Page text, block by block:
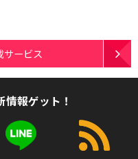
サービス
報ゲット！